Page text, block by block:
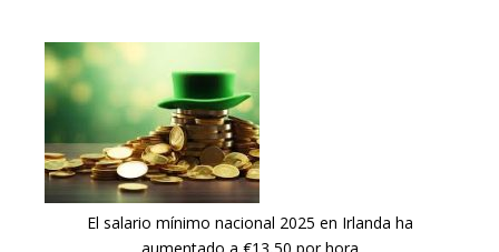
El salario mínimo nacional 2025 en Irlanda ha